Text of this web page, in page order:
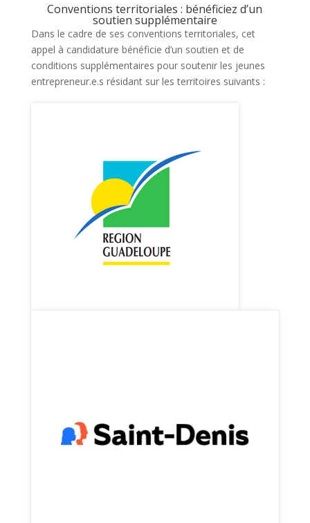
Conventions territoriales : bénéficiez d’un
soutien supplémentaire
Dans le cadre de ses conventions territoriales, cet
appel à candidature bénéficie d’un soutien et de
conditions supplémentaires pour soutenir les jeunes
entrepreneur.e.s résidant sur les territoires suivants :